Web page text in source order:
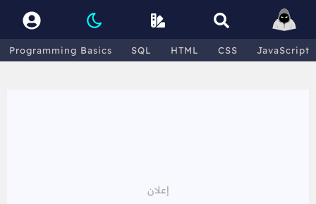
Programming Basics SQL HTML CSS JavaScript